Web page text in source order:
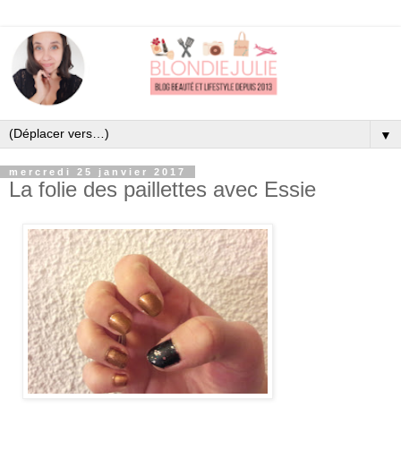
▼
mercredi 25 janvier 2017
La folie des paillettes avec Essie